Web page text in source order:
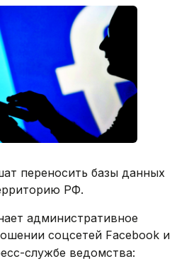
переносить базы данных
РФ.
административное
соцсетей Facebook и
службе ведомства: